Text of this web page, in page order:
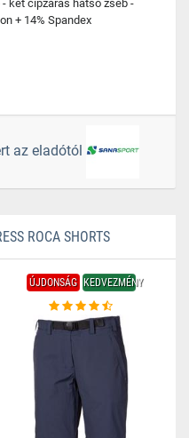
két cipzáras hátsó zseb -
+ 14% Spandex
az eladótól
ROCA SHORTS
ÚJDONSÁG KEDVEZMÉNY